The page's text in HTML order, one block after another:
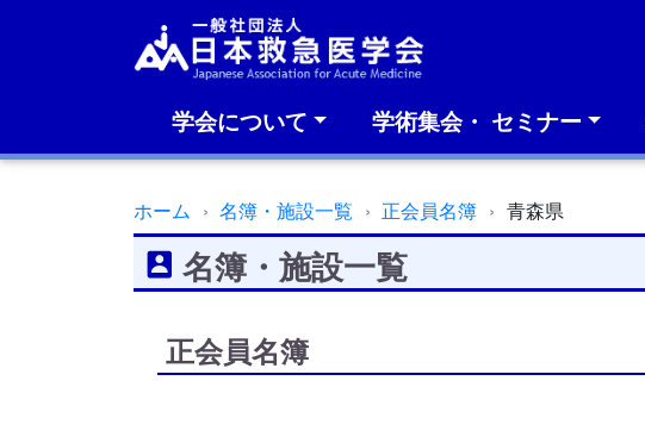
学会について 学術集会・ セミナー
ホーム 名簿・施設一覧 正会員名簿 青森県
名簿・施設一覧
正会員名簿